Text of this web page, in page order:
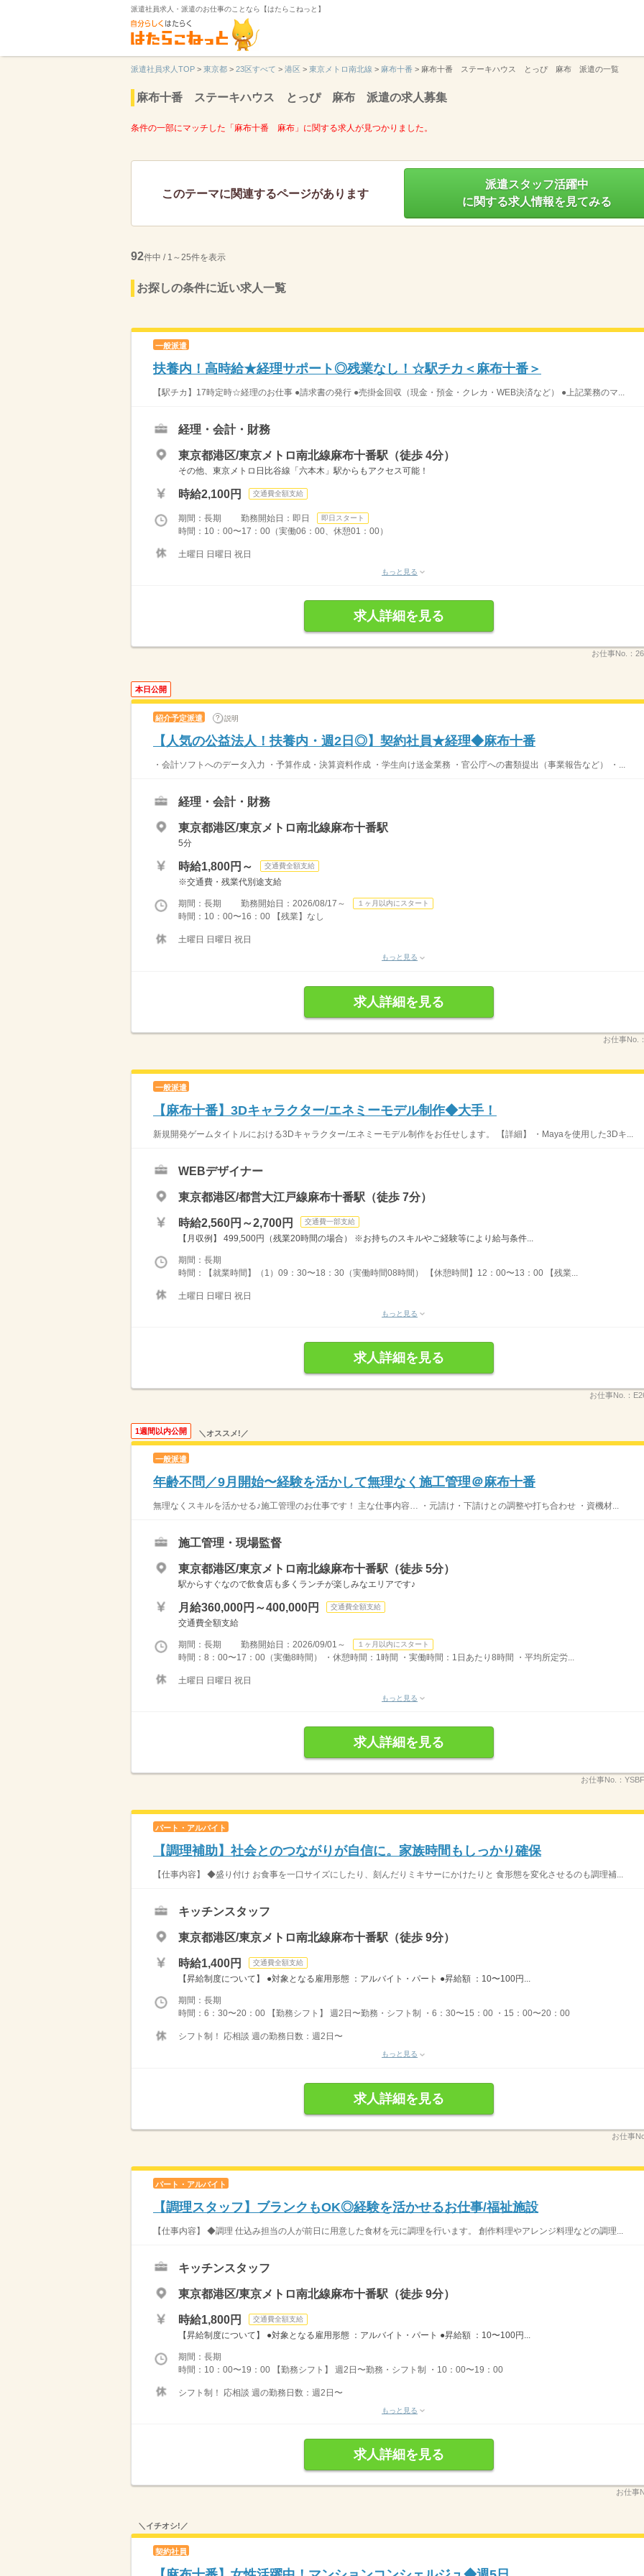
派遣社員求人・派遣のお仕事のことなら【はたらこねっと】
派遣社員求人TOP > 東京都 > 23区すべて > 港区 > 東京メトロ南北線 > 麻布十番 > 麻布十番 ステーキハウス とっぴ 麻布 派遣の一覧
麻布十番 ステーキハウス とっぴ 麻布 派遣の求人募集
条件の一部にマッチした「麻布十番 麻布」に関する求人が見つかりました。
このテーマに関連するページがあります
派遣スタッフ活躍中
に関する求人情報を見てみる
92件中 / 1～25件を表示
お探しの条件に近い求人一覧
一般派遣
扶養内！高時給★経理サポート◎残業なし！☆駅チカ＜麻布十番＞
【駅チカ】17時定時☆経理のお仕事 ●請求書の発行 ●売掛金回収（現金・預金・クレカ・WEB決済など） ●上記業務のマ...
経理・会計・財務
東京都港区/東京メトロ南北線麻布十番駅（徒歩 4分）
その他、東京メトロ日比谷線「六本木」駅からもアクセス可能！
時給2,100円 交通費全額支給
期間：長期 勤務開始日：即日 即日スタート
時間：10：00〜17：00（実働06：00、休憩01：00）
土曜日 日曜日 祝日
もっと見る
求人詳細を見る
お仕事No.：
本日公開
紹介予定派遣 説明
【人気の公益法人！扶養内・週2日◎】契約社員★経理◆麻布十番
・会計ソフトへのデータ入力 ・予算作成・決算資料作成 ・学生向け送金業務 ・官公庁への書類提出（事業報告など） ・...
経理・会計・財務
東京都港区/東京メトロ南北線麻布十番駅
5分
時給1,800円～ 交通費全額支給
※交通費・残業代別途支給
期間：長期 勤務開始日：2026/08/17～ １ヶ月以内にスタート
時間：10：00〜16：00 【残業】なし
土曜日 日曜日 祝日
もっと見る
求人詳細を見る
お仕事No.：
一般派遣
【麻布十番】3Dキャラクター/エネミーモデル制作◆大手！
新規開発ゲームタイトルにおける3Dキャラクター/エネミーモデル制作をお任せします。 【詳細】 ・Mayaを使用した3Dキ...
WEBデザイナー
東京都港区/都営大江戸線麻布十番駅（徒歩 7分）
時給2,560円～2,700円 交通費一部支給
【月収例】 499,500円（残業20時間の場合） ※お持ちのスキルやご経験等により給与条件...
期間：長期
時間：【就業時間】（1）09：30〜18：30（実働時間08時間） 【休憩時間】12：00〜13：00 【残業...
土曜日 日曜日 祝日
もっと見る
求人詳細を見る
お仕事No.：
1週間以内公開 ＼オススメ!／
一般派遣
年齢不問／9月開始〜経験を活かして無理なく施工管理＠麻布十番
無理なくスキルを活かせる♪施工管理のお仕事です！ 主な仕事内容… ・元請け・下請けとの調整や打ち合わせ ・資機材...
施工管理・現場監督
東京都港区/東京メトロ南北線麻布十番駅（徒歩 5分）
駅からすぐなので飲食店も多くランチが楽しみなエリアです♪
月給360,000円～400,000円 交通費全額支給
交通費全額支給
期間：長期 勤務開始日：2026/09/01～ １ヶ月以内にスタート
時間：8：00〜17：00（実働8時間） ・休憩時間：1時間 ・実働時間：1日あたり8時間 ・平均所定労...
土曜日 日曜日 祝日
もっと見る
求人詳細を見る
お仕事No.：
パート・アルバイト
【調理補助】社会とのつながりが自信に。家族時間もしっかり確保
【仕事内容】 ◆盛り付け お食事を一口サイズにしたり、刻んだりミキサーにかけたりと 食形態を変化させるのも調理補...
キッチンスタッフ
東京都港区/東京メトロ南北線麻布十番駅（徒歩 9分）
時給1,400円 交通費全額支給
【昇給制度について】 ●対象となる雇用形態 ：アルバイト・パート ●昇給額 ：10〜100円...
期間：長期
時間：6：30〜20：00 【勤務シフト】 週2日〜勤務・シフト制 ・6：30〜15：00 ・15：00〜20：00
シフト制！ 応相談 週の勤務日数：週2日〜
もっと見る
求人詳細を見る
お仕事
パート・アルバイト
【調理スタッフ】ブランクもOK◎経験を活かせるお仕事/福祉施設
【仕事内容】 ◆調理 仕込み担当の人が前日に用意した食材を元に調理を行います。 創作料理やアレンジ料理などの調理...
キッチンスタッフ
東京都港区/東京メトロ南北線麻布十番駅（徒歩 9分）
時給1,800円 交通費全額支給
【昇給制度について】 ●対象となる雇用形態 ：アルバイト・パート ●昇給額 ：10〜100円...
期間：長期
時間：10：00〜19：00 【勤務シフト】 週2日〜勤務・シフト制 ・10：00〜19：00
シフト制！ 応相談 週の勤務日数：週2日〜
もっと見る
求人詳細を見る
お仕事
＼イチオシ!／
契約社員